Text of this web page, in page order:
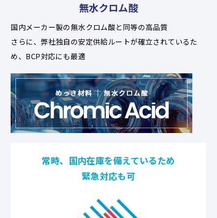
無水クロム酸
国内メーカー製の無水クロム酸と同等の高品質
さらに、弊社独自の安定供給ルートが確立されているた
め、BCP対応にも最適
常時、国内在庫を備えているため
緊急対応も可